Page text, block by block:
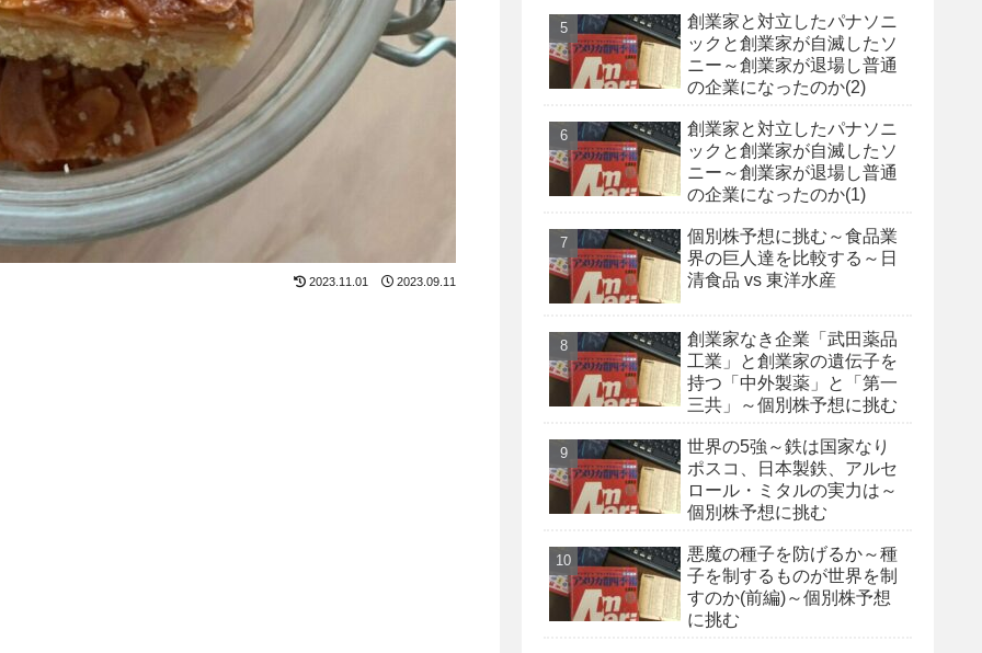
2023.11.01 2023.09.11
創業家と対立したパナソニ
ックと創業家が自滅したソ
ニー～創業家が退場し普通
の企業になったのか(2)
創業家と対立したパナソニ
ックと創業家が自滅したソ
ニー～創業家が退場し普通
の企業になったのか(1)
個別株予想に挑む～食品業
界の巨人達を比較する～日
清食品 vs 東洋水産
創業家なき企業「武田薬品
工業」と創業家の遺伝子を
持つ「中外製薬」と「第一
三共」～個別株予想に挑む
世界の5強～鉄は国家なり
ポスコ、日本製鉄、アルセ
ロール・ミタルの実力は～
個別株予想に挑む
悪魔の種子を防げるか～種
子を制するものが世界を制
すのか(前編)～個別株予想
に挑む